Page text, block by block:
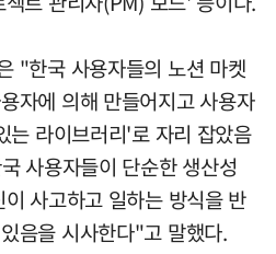
"한국 사용자들의 노션 마켓
자에 의해 만들어지고 사용자
는 라이브러리'로 자리 잡았음
사용자들이 단순한 생산성
사고하고 일하는 방식을 반
음을 시사한다"고 말했다.